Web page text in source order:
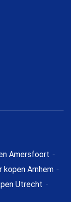
Amersfoort
kopen Arnhem
Utrecht